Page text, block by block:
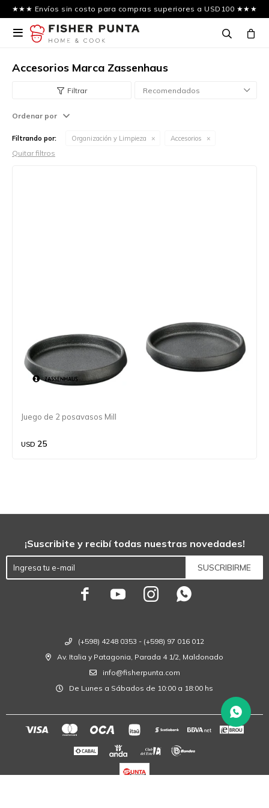
★★★ Envíos sin costo para compras superiores a USD100 ★★★

Accesorios Marca Zassenhaus
Recomendados
Ordenar por
Filtrando por: Organización y Limpieza Accesorios
Quitar filtros
Juego de 2 posavasos Mill
USD 25
(+598) 4248 0353 - (+598) 97 016 012
Av. Italia y Patagonia, Parada 4 1/2, Maldonado
info@fisherpunta.com
De Lunes a Sábados de 10:00 a 18:00 hs
¡Suscribite y recibí todas nuestras novedades!
SUSCRIBIRME
   